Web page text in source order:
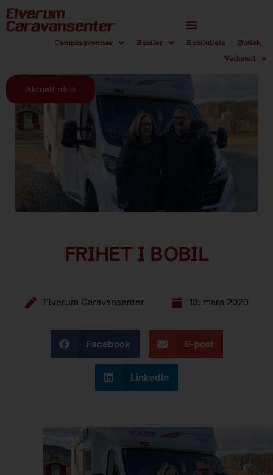
Campingvogner Bobiler Bobilutleie
Butikk
Verksted
Aktuelt nå →
FRIHET I BOBIL
Elverum Caravansenter 13. mars 2020
Facebook E-post
LinkedIn